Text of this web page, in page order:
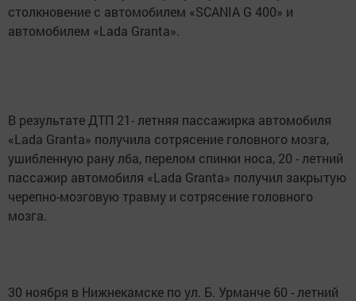
столкновение с автомобилем «SCANIA G 400» и
автомобилем «Lada Granta».
В результате ДТП 21- летняя пассажирка автомобиля
«Lada Granta» получила сотрясение головного мозга,
ушибленную рану лба, перелом спинки носа, 20 - летний
пассажир автомобиля «Lada Granta» получил закрытую
черепно-мозговую травму и сотрясение головного
мозга.
30 ноября в Нижнекамске по ул. Б. Урманче 60 - летний